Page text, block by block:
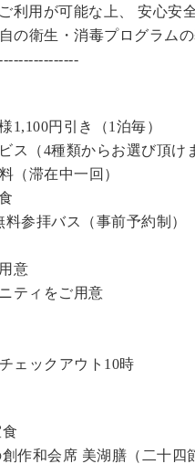
利用が可能な上、 安心安
の衛生・消毒プログラム
1,100円引き（1泊毎）
ス（4種類からお選び頂け
（滞在中一回）
料参拝バス（事前予約制）
意
ティをご用意
ェックアウト10時
作和会席 美湖膳（二十四